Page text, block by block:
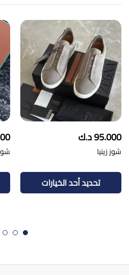
95.000د.ك
شوز زينيا
تحديد أحد الخيارات
العديد
من
المنتج.